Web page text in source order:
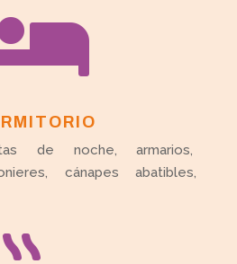
de noche, armarios,
cánapes abatibles,